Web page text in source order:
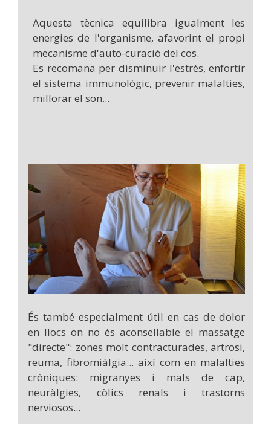
Aquesta tècnica equilibra igualment les
energies de l'organisme, afavorint el propi
mecanisme d'auto-curació del cos.
Es recomana per disminuir l'estrès, enfortir
el sistema immunològic, prevenir malalties,
millorar el son...
És també especialment útil en cas de dolor
en llocs on no és aconsellable el massatge
"directe": zones molt contracturades, artrosi,
reuma, fibromiàlgia... així com en malalties
cròniques: migranyes i mals de cap,
neuràlgies, còlics renals i trastorns
nerviosos...